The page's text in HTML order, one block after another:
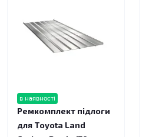
в наявності
Ремкомплект підлоги
для Toyota Land